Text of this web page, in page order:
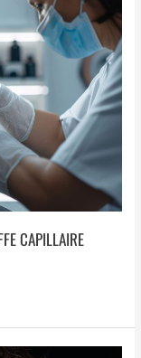
CAPILLAIRE